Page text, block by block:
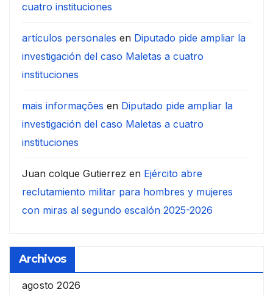
cuatro instituciones
artículos personales en Diputado pide ampliar la
investigación del caso Maletas a cuatro
instituciones
mais informações en Diputado pide ampliar la
investigación del caso Maletas a cuatro
instituciones
Juan colque Gutierrez en Ejército abre
reclutamiento militar para hombres y mujeres
con miras al segundo escalón 2025-2026
Archivos
agosto 2026